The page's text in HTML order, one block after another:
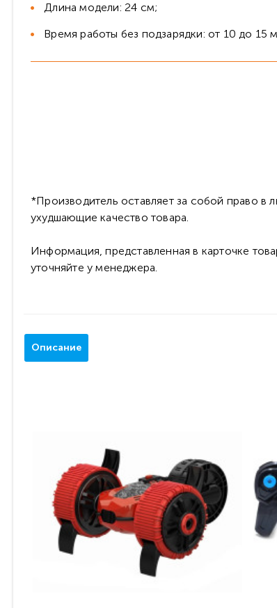
Длина модели: 24 см;
Время работы без подзарядки: от 10 до 15
*Производитель оставляет за собой право в
ухудшающие качество товара.
Информация, представленная в карточке
уточняйте у менеджера.
Описание